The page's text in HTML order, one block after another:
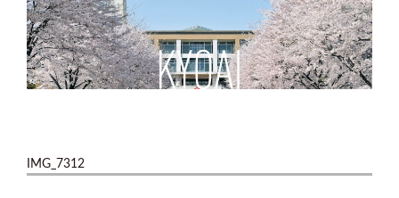
IMG_7312